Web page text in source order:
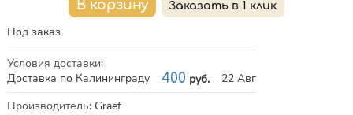
Под заказ
Условия доставки:
Доставка по Калининграду
400 руб.
22 Авг
Характеристики
Производитель: Graef